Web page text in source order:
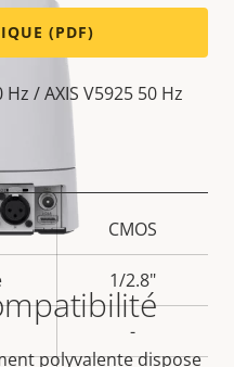
polyvalente dispose
(PDF)
/ AXIS V5925 50 Hz
CMOS
1/2.8"
-